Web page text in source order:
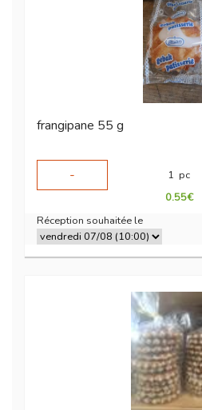
frangipane 55 g
-
1 pc
0.55€
Réception souhaitée le